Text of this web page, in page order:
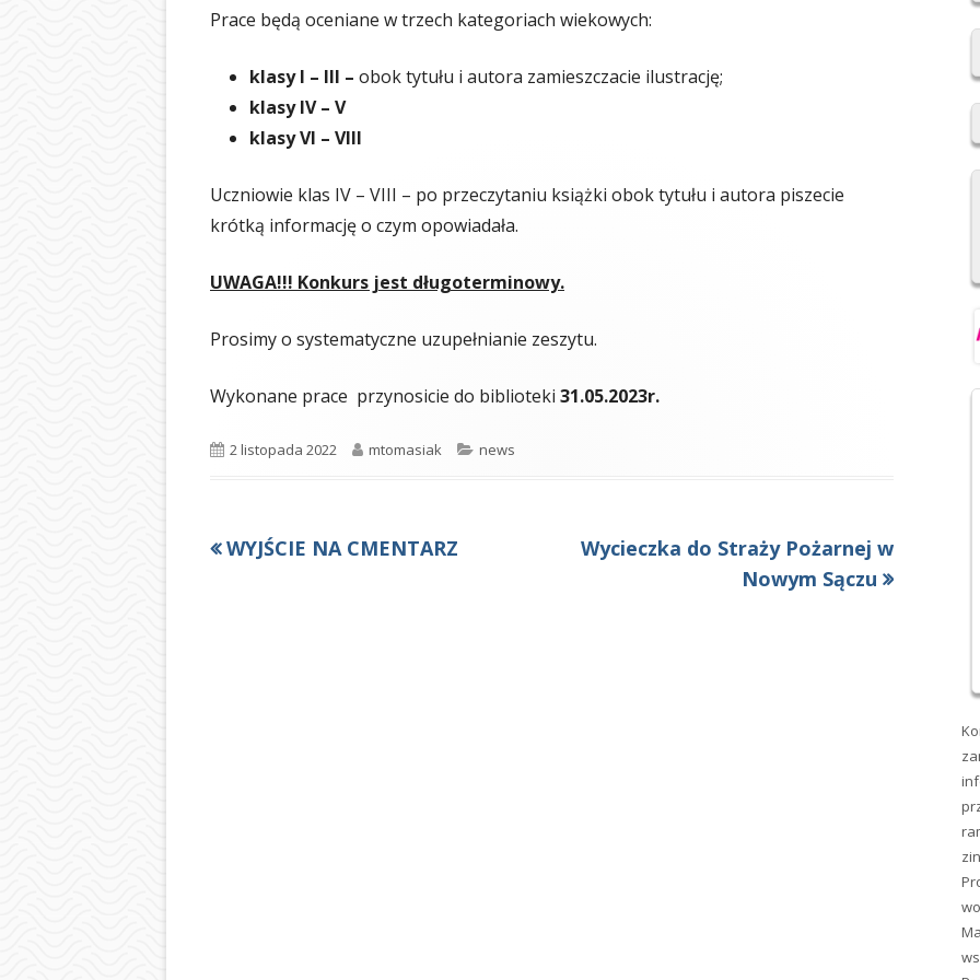
BIBLIOTEKA
OCHRONA DANYCH OSOBOWYCH
LOGOTYP
Prace będą oceniane w trzech kategoriach wiekowych:
klasy I – III – obok tytułu i autora zamieszczacie ilustrację;
klasy IV – V
klasy VI – VIII
Uczniowie klas IV – VIII – po przeczytaniu książki obok tytułu i autora piszecie
krótką informację o czym opowiadała.
UWAGA!!! Konkurs jest długoterminowy.
Prosimy o systematyczne uzupełnianie zeszytu.
Wykonane prace przynosicie do biblioteki 31.05.2023r.
Opublikowano
2 listopada 2022 Autor
mtomasiak Kategorie
news
Nawigacja
Poprzedni
WYJŚCIE NA CMENTARZ
Następny
Wycieczka do Straży Pożarnej w
Nowym Sączu￼